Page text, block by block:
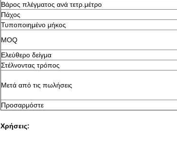
Βάρος πλέγματος ανά τετρ.μέτρο
Πάχος
Τυποποιημένο μήκος
MOQ
Ελεύθερο δείγμα
Στέλνοντας τρόπος
Μετά από τις πωλήσεις
Προσαρμόστε
Χρήσεις: